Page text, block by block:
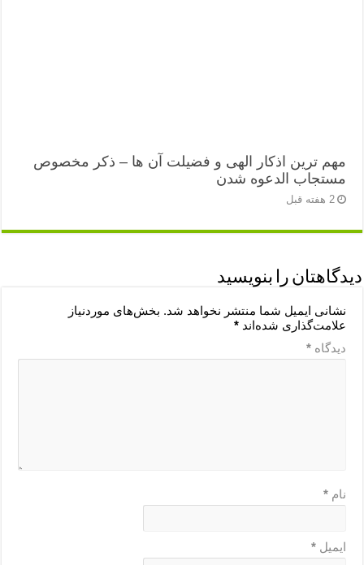
مهم ترین اذکار الهی و فضیلت آن ها – ذکر مخصوص
مستجاب الدعوه شدن
2 هفته قبل
دیدگاهتان را بنویسید
نشانی ایمیل شما منتشر نخواهد شد. بخش‌های موردنیاز
علامت‌گذاری شده‌اند*
دیدگاه*
نام*
ایمیل*